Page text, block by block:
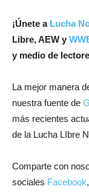
¡Únete a Lucha
Libre, AEW y
y medio de
La mejor manera
nuestra fuente de
más recientes
de la Lucha LIbre
Comparte con
sociales Facebook,